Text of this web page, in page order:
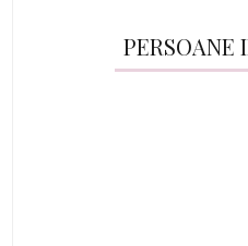
PERSOANE